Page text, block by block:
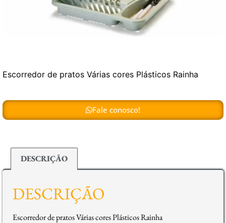
Escorredor de pratos Várias cores Plásticos Rainha
Fale conosco!
DESCRIÇÃO
DESCRIÇÃO
Escorredor de pratos Várias cores Plásticos Rainha